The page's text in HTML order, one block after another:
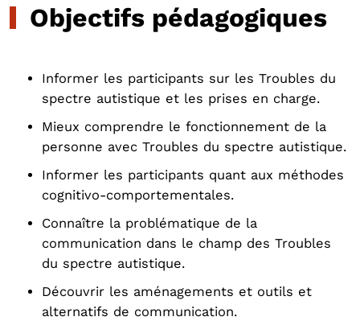
Objectifs pédagogiques
Informer les participants sur les Troubles du
spectre autistique et les prises en charge.
Mieux comprendre le fonctionnement de la
personne avec Troubles du spectre autistique.
Informer les participants quant aux méthodes
cognitivo-comportementales.
Connaître la problématique de la
communication dans le champ des Troubles
du spectre autistique.
Découvrir les aménagements et outils et
alternatifs de communication.